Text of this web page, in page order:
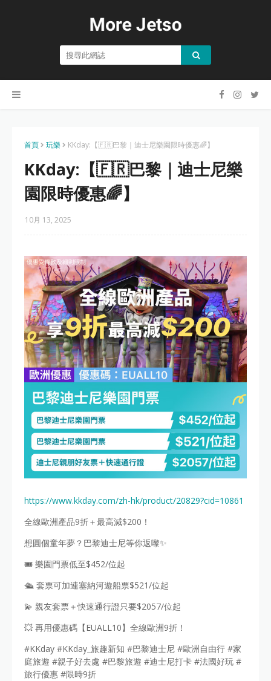
首頁 玩樂 KKday:【🇫🇷巴黎｜迪士尼樂園限時優惠🌈】
KKday:【🇫🇷巴黎｜迪士尼樂
園限時優惠🌈】
10月 13, 2025
https://www.kkday.com/zh-hk/product/20829?cid=10861
全線歐洲產品9折＋最高減$200！
想圓個童年夢？巴黎迪士尼等你返嚟✨
🎟️ 樂園門票低至$452/位起
🛳️ 套票可加連塞納河遊船票$521/位起
💫 親友套票＋快速通行證只要$2057/位起
💥 再用優惠碼【EUALL10】全線歐洲9折！
#KKday #KKday_旅趣新知 #巴黎迪士尼 #歐洲自由行 #家
庭旅遊 #親子好去處 #巴黎旅遊 #迪士尼打卡 #法國好玩 #
旅行優惠 #限時9折